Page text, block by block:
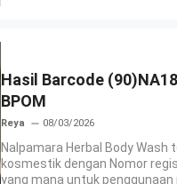
Hasil Barcode
BPOM
Reya 08/03/2026
Nalpamara Herbal Body
kosmestik dengan Nomor
yang mana untuk penggunaan